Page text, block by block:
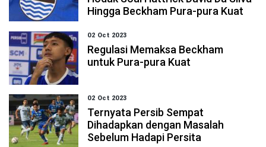
Hingga Beckham Pura-pura Kuat
02 Oct 2023
Regulasi Memaksa Beckham
untuk Pura-pura Kuat
02 Oct 2023
Ternyata Persib Sempat
Dihadapkan dengan Masalah
Sebelum Hadapi Persita